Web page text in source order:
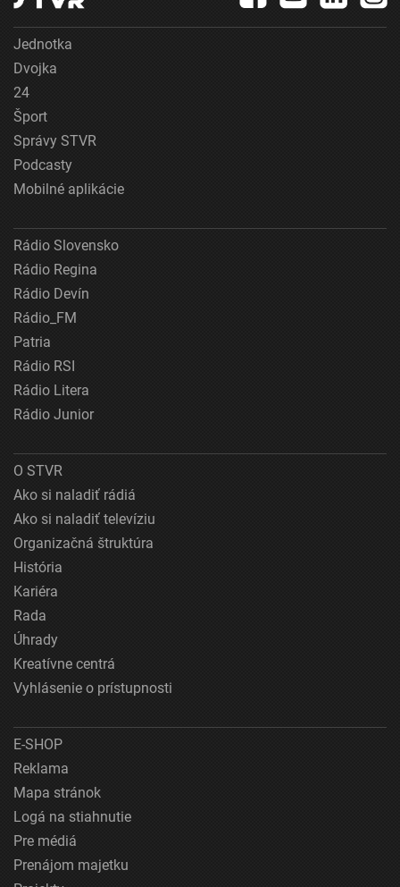
Jednotka
Dvojka
24
Šport
Správy STVR
Podcasty
Mobilné aplikácie
Rádio Slovensko
Rádio Regina
Rádio Devín
Rádio_FM
Patria
Rádio RSI
Rádio Litera
Rádio Junior
O STVR
Ako si naladiť rádiá
Ako si naladiť televíziu
Organizačná štruktúra
História
Kariéra
Rada
Úhrady
Kreatívne centrá
Vyhlásenie o prístupnosti
E-SHOP
Reklama
Mapa stránok
Logá na stiahnutie
Pre médiá
Prenájom majetku